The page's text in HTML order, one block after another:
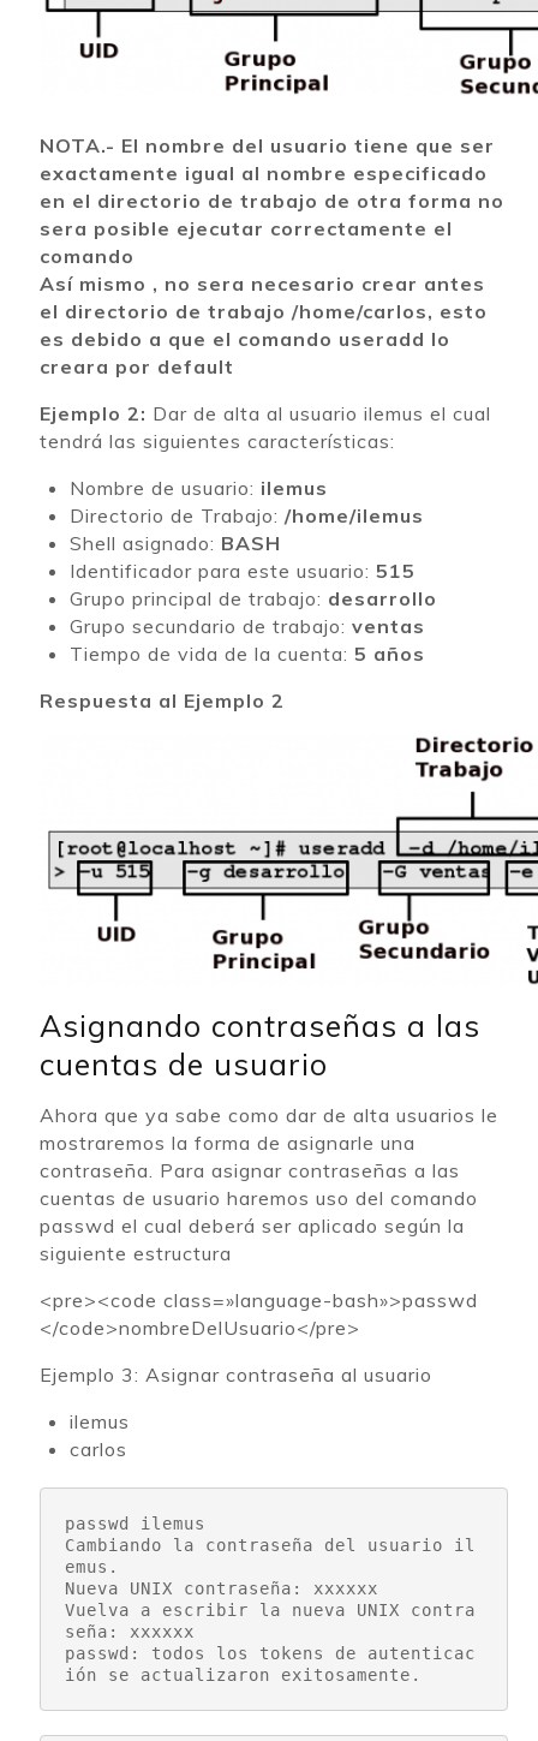
NOTA.- El nombre del usuario tiene que ser
exactamente igual al nombre especificado
en el directorio de trabajo de otra forma no
sera posible ejecutar correctamente el
comando
Así mismo , no sera necesario crear antes
el directorio de trabajo /home/carlos, esto
es debido a que el comando useradd lo
creara por default
Ejemplo 2: Dar de alta al usuario ilemus el cual
tendrá las siguientes características:
Nombre de usuario: ilemus
Directorio de Trabajo: /home/ilemus
Shell asignado: BASH
Identificador para este usuario: 515
Grupo principal de trabajo: desarrollo
Grupo secundario de trabajo: ventas
Tiempo de vida de la cuenta: 5 años
Respuesta al Ejemplo 2
Asignando contraseñas a las
cuentas de usuario
Ahora que ya sabe como dar de alta usuarios le
mostraremos la forma de asignarle una
contraseña. Para asignar contraseñas a las
cuentas de usuario haremos uso del comando
passwd el cual deberá ser aplicado según la
siguiente estructura
<pre><code class=»language-bash»>passwd
</code>nombreDelUsuario</pre>
Ejemplo 3: Asignar contraseña al usuario
ilemus
carlos
passwd ilemus
Cambiando la contraseña del usuario il
emus.
Nueva UNIX contraseña: xxxxxx
Vuelva a escribir la nueva UNIX contra
seña: xxxxxx
passwd: todos los tokens de autenticac
ión se actualizaron exitosamente.